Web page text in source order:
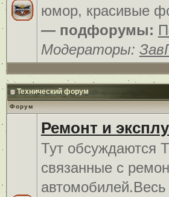
юмор, красивые
— подфорумы:
Модераторы:
Технический форум
Форум
Ремонт и
Тут обсуждаются
связанные с